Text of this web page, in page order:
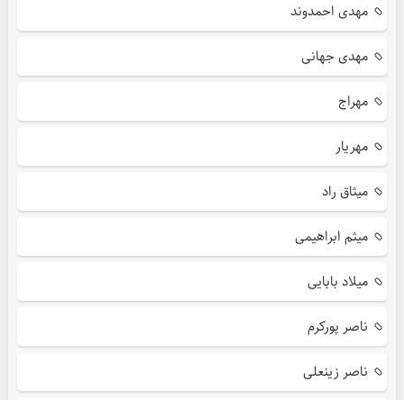
مهدی احمدوند
مهدی جهانی
مهراج
مهریار
میثاق راد
میثم ابراهیمی
میلاد بابایی
ناصر پورکرم
ناصر زینعلی